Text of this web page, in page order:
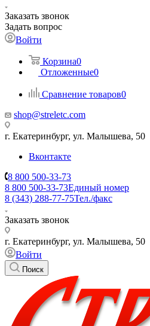
Заказать звонок
Задать вопрос
Войти
Корзина0
Отложенные0
Сравнение товаров0
shop@streletc.com
г. Екатеринбург, ул. Малышева, 50
Вконтакте
8 800 500-33-73
8 800 500-33-73Единый номер
8 (343) 288-77-75Тел./факс
Заказать звонок
г. Екатеринбург, ул. Малышева, 50
Войти
Поиск